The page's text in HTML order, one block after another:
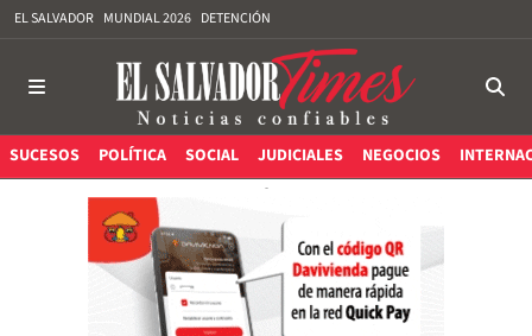
EL SALVADOR MUNDIAL 2026 DETENCIÓN
SUCESOS POLÍTICA SOCIAL JUDICIALES NEGOCIOS